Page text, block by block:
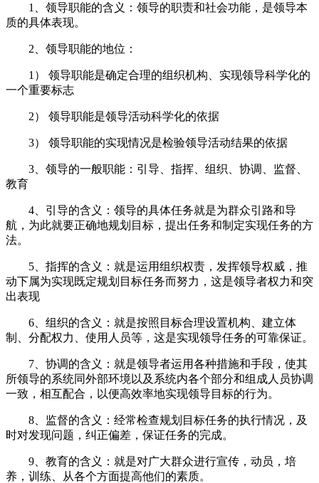
1、领导职能的含义：领导的职责和社会功能，是领导本
质的具体表现。
2、领导职能的地位：
1） 领导职能是确定合理的组织机构、实现领导科学化的
一个重要标志
2） 领导职能是领导活动科学化的依据
3） 领导职能的实现情况是检验领导活动结果的依据
3、领导的一般职能：引导、指挥、组织、协调、监督、
教育
4、引导的含义：领导的具体任务就是为群众引路和导
航，为此就要正确地规划目标，提出任务和制定实现任务的方
法。
5、指挥的含义：就是运用组织权责，发挥领导权威，推
动下属为实现既定规划目标任务而努力，这是领导者权力和突
出表现
6、组织的含义：就是按照目标合理设置机构、建立体
制、分配权力、使用人员等，这是实现领导任务的可靠保证。
7、协调的含义：就是领导者运用各种措施和手段，使其
所领导的系统同外部环境以及系统内各个部分和组成人员协调
一致，相互配合，以便高效率地实现领导目标的行为。
8、监督的含义：经常检查规划目标任务的执行情况，及
时对发现问题，纠正偏差，保证任务的完成。
9、教育的含义：就是对广大群众进行宣传，动员，培
养，训练、从各个方面提高他们的素质。